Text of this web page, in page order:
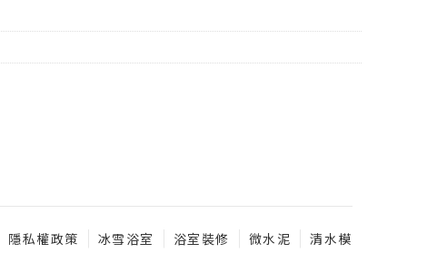
隱私權政策 冰雪浴室 浴室裝修 微水泥 清水模